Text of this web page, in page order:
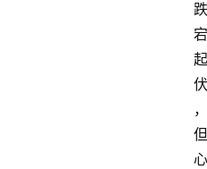
跌
宕
起
伏
，
但
心